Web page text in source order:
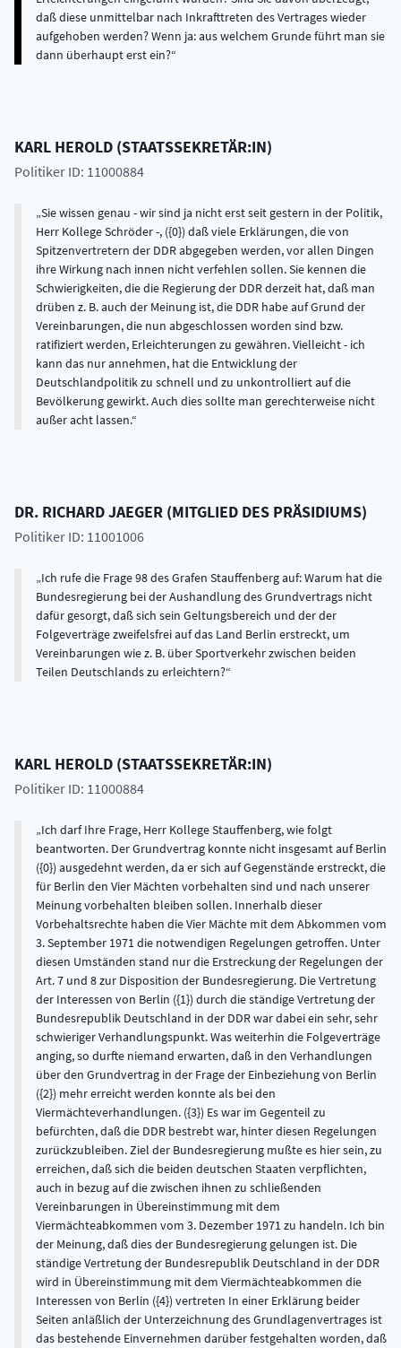
daß diese unmittelbar nach Inkrafttreten des Vertrages wieder
aufgehoben werden? Wenn ja: aus welchem Grunde führt man sie
dann überhaupt erst ein?
KARL HEROLD (STAATSSEKRETÄR:IN)
Politiker ID: 11000884
Sie wissen genau - wir sind ja nicht erst seit gestern in der Politik,
Herr Kollege Schröder -, ({0}) daß viele Erklärungen, die von
Spitzenvertretern der DDR abgegeben werden, vor allen Dingen
ihre Wirkung nach innen nicht verfehlen sollen. Sie kennen die
Schwierigkeiten, die die Regierung der DDR derzeit hat, daß man
drüben z. B. auch der Meinung ist, die DDR habe auf Grund der
Vereinbarungen, die nun abgeschlossen worden sind bzw.
ratifiziert werden, Erleichterungen zu gewähren. Vielleicht - ich
kann das nur annehmen, hat die Entwicklung der
Deutschlandpolitik zu schnell und zu unkontrolliert auf die
Bevölkerung gewirkt. Auch dies sollte man gerechterweise nicht
außer acht lassen.
DR. RICHARDJAEGER (MITGLIED DES PRÄSIDIUMS)
Politiker ID: 11001006
Ich rufe die Frage 98 des Grafen Stauffenberg auf: Warum hat die
Bundesregierung bei der Aushandlung des Grundvertrags nicht
dafür gesorgt, daß sich sein Geltungsbereich und der der
Folgeverträge zweifelsfrei auf das Land Berlin erstreckt, um
Vereinbarungen wie z. B. über Sportverkehr zwischen beiden
Teilen Deutschlands zu erleichtern?
KARL HEROLD (STAATSSEKRETÄR:IN)
Politiker ID: 11000884
Ich darf Ihre Frage, Herr Kollege Stauffenberg, wie folgt
beantworten. Der Grundvertrag konnte nicht insgesamt auf Berlin
({0}) ausgedehnt werden, da er sich auf Gegenstände erstreckt, die
für Berlin den Vier Mächten vorbehalten sind und nach unserer
Meinung vorbehalten bleiben sollen. Innerhalb dieser
Vorbehaltsrechte haben die Vier Mächte mit dem Abkommen vom
3. September 1971 die notwendigen Regelungen getroffen. Unter
diesen Umständen stand nur die Erstreckung der Regelungen der
Art. 7 und 8 zur Disposition der Bundesregierung. Die Vertretung
der Interessen von Berlin ({1}) durch die ständige Vertretung der
Bundesrepublik Deutschland in der DDR war dabei ein sehr, sehr
schwieriger Verhandlungspunkt. Was weiterhin die Folgeverträge
anging, so durfte niemand erwarten, daß in den Verhandlungen
über den Grundvertrag in der Frage der Einbeziehung von Berlin
({2}) mehr erreicht werden konnte als bei den
Viermächteverhandlungen. ({3}) Es war im Gegenteil zu
befürchten, daß die DDR bestrebt war, hinter diesen Regelungen
zurückzubleiben. Ziel der Bundesregierung mußte es hier sein, zu
erreichen, daß sich die beiden deutschen Staaten verpflichten,
auch in bezug auf die zwischen ihnen zu schließenden
Vereinbarungen in Übereinstimmung mit dem
Viermächteabkommen vom 3. Dezember 1971 zu handeln. Ich bin
der Meinung, daß dies der Bundesregierung gelungen ist. Die
ständige Vertretung der Bundesrepublik Deutschland in der DDR
wird in Übereinstimmung mit dem Viermächteabkommen die
Interessen von Berlin ({4}) vertreten In einer Erklärung beider
Seiten anläßlich der Unterzeichnung des Grundlagenvertrages ist
das bestehende Einvernehmen darüber festgehalten worden, daß